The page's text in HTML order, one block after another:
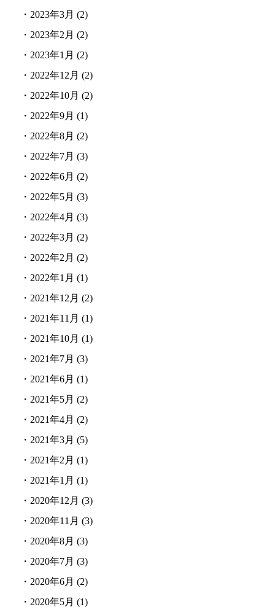
・ 2023年3月 (2)
・ 2023年2月 (2)
・ 2023年1月 (2)
・ 2022年12月 (2)
・ 2022年10月 (2)
・ 2022年9月 (1)
・ 2022年8月 (2)
・ 2022年7月 (3)
・ 2022年6月 (2)
・ 2022年5月 (3)
・ 2022年4月 (3)
・ 2022年3月 (2)
・ 2022年2月 (2)
・ 2022年1月 (1)
・ 2021年12月 (2)
・ 2021年11月 (1)
・ 2021年10月 (1)
・ 2021年7月 (3)
・ 2021年6月 (1)
・ 2021年5月 (2)
・ 2021年4月 (2)
・ 2021年3月 (5)
・ 2021年2月 (1)
・ 2021年1月 (1)
・ 2020年12月 (3)
・ 2020年11月 (3)
・ 2020年8月 (3)
・ 2020年7月 (3)
・ 2020年6月 (2)
・ 2020年5月 (1)